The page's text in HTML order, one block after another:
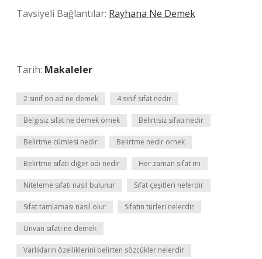
Tavsiyeli Bağlantılar: Rayhana Ne Demek
Tarih: Makaleler
2 sınıf ön ad ne demek 4 sınıf sıfat nedir
Belgisiz sıfat ne demek örnek Belirtisiz sıfatı nedir
Belirtme cümlesi nedir Belirtme nedir ornek
Belirtme sıfatı diğer adı nedir Her zaman sıfat mı
Niteleme sıfatı nasıl bulunur Sıfat çeşitleri nelerdir
Sıfat tamlaması nasıl olur Sıfatın türleri nelerdir
Unvan sıfatı ne demek
Varlıkların özelliklerini belirten sözcükler nelerdir